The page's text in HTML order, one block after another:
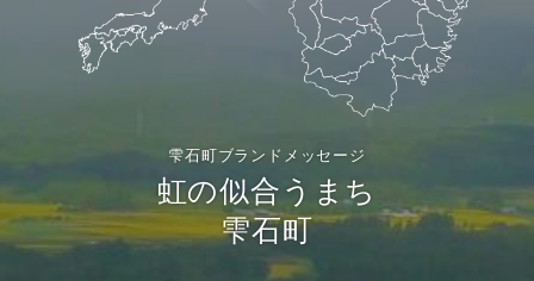
雫石町ブランドメッセージ
虹の似合うまち
雫石町